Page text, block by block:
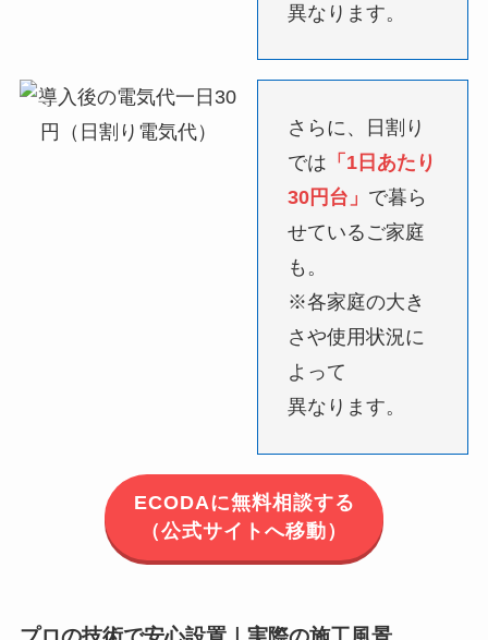
異なります。
さらに、日割り
では 「1日あたり
30円台」 で暮ら
せているご家庭
も。
※各家庭の大き
さや使用状況に
よって
異なります。
ECODAに無料相談する
（公式サイトへ移動）